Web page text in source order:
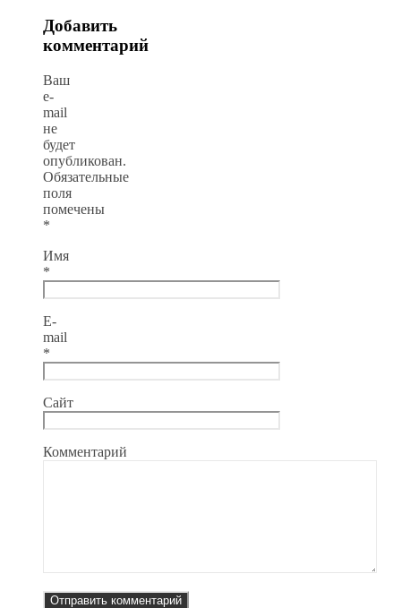
Добавить
комментарий
Ваш
e-
mail
не
будет
опубликован.
Обязательные
поля
помечены
*
Имя
*
E-
mail
*
Сайт
Комментарий